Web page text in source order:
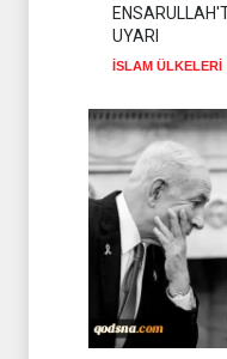
UYARI
İSLAM ÜLKELERİ